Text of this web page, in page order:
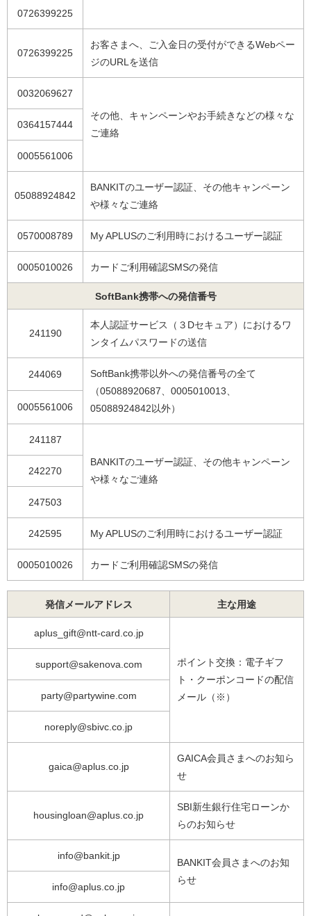
0726399225
0726399225
お客さまへ、ご入金日の受付ができるWebペー
ジのURLを送信
0032069627
その他、キャンペーンやお手続きなどの様々な
ご連絡
0364157444
0005561006
05088924842
BANKITのユーザー認証、その他キャンペーン
や様々なご連絡
0570008789 My APLUSのご利用時におけるユーザー認証
0005010026 カードご利用確認SMSの発信
SoftBank携帯への発信番号
241190
本人認証サービス（３Dセキュア）におけるワ
ンタイムパスワードの送信
244069
SoftBank携帯以外への発信番号の全て
（05088920687、0005010013、
05088924842以外）
0005561006
241187
BANKITのユーザー認証、その他キャンペーン
や様々なご連絡
242270
247503
242595 My APLUSのご利用時におけるユーザー認証
0005010026 カードご利用確認SMSの発信
発信メールアドレス 主な用途
aplus_gift@ntt-card.co.jp
ポイント交換：電子ギフ
ト・クーポンコードの配信
メール（※）
support@sakenova.com
party@partywine.com
noreply@sbivc.co.jp
gaica@aplus.co.jp
GAICA会員さまへのお知ら
せ
housingloan@aplus.co.jp
SBI新生銀行住宅ローンか
らのお知らせ
info@bankit.jp
BANKIT会員さまへのお知
らせ
info@aplus.co.jp